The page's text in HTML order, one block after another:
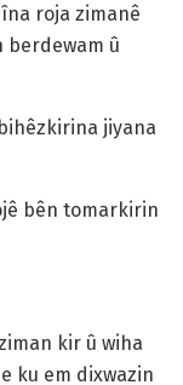
roja zimanê
berdewam û
jiyana
bên tomarkirin
kir û wiha
ku em dixwazin